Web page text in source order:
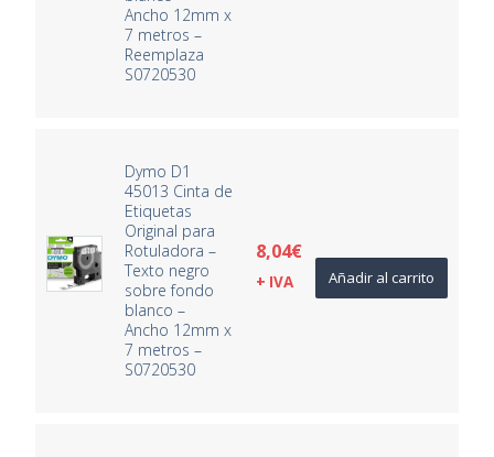
Ancho 12mm x
7 metros –
Reemplaza
S0720530
Dymo D1
45013 Cinta de
Etiquetas
Original para
Rotuladora –
Texto negro
sobre fondo
blanco –
Ancho 12mm x
7 metros –
S0720530
8,04€
+ IVA Añadir al carrito